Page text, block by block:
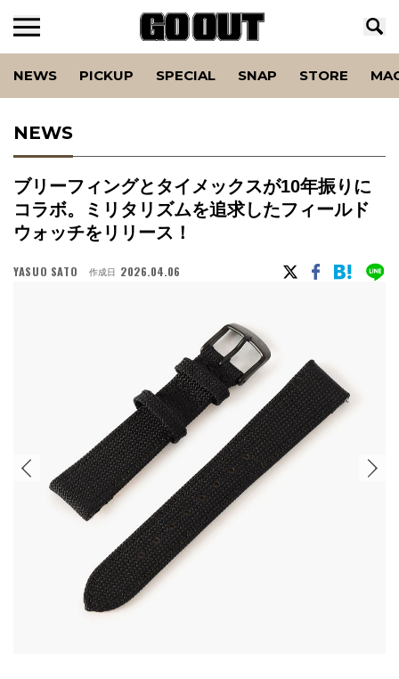
NEWS PICKUP SPECIAL SNAP STORE
NEWS
ブリーフィングとタイメックスが10年振りに
コラボ。ミリタリズムを追求したフィールド
ウォッチをリリース！
YASUO SATO 作成日 2026.04.06